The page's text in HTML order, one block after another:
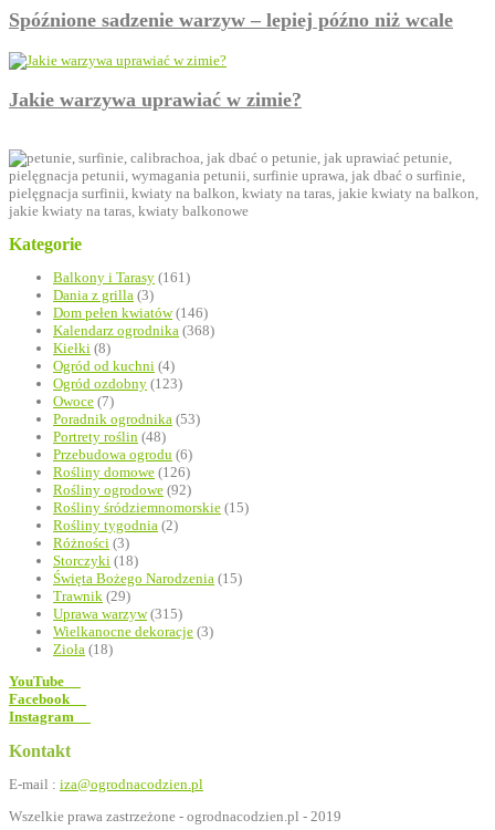
Spóźnione sadzenie warzyw – lepiej późno niż wcale
Jakie warzywa uprawiać w zimie?
Kategorie
Balkony i Tarasy (161)
Dania z grilla (3)
Dom pełen kwiatów(146)
Kalendarz ogrodnika (368)
Kiełki (8)
Ogród od kuchni (4)
Ogród ozdobny (123)
Owoce (7)
Poradnik ogrodnika (53)
Portrety roślin (48)
Przebudowa ogrodu (6)
Rośliny domowe (126)
Rośliny ogrodowe (92)
Rośliny śródziemnomorskie (15)
Rośliny tygodnia (2)
Różności (3)
Storczyki (18)
Święta Bożego Narodzenia (15)
Trawnik (29)
Uprawa warzyw(315)
Wielkanocne dekoracje (3)
Zioła (18)
YouTube
Facebook
Instagram
Kontakt
E-mail : iza@ogrodnacodzien.pl
Wszelkie prawa zastrzeżone - ogrodnacodzien.pl - 2019